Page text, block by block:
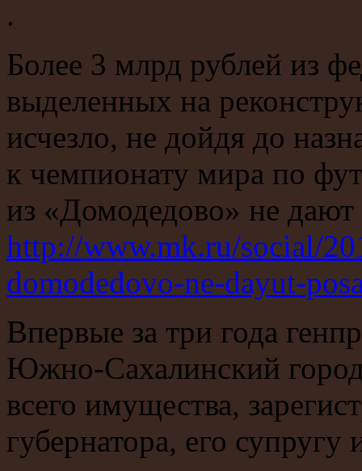
.
Более 3 млрд рублей из
выделенных на
исчезло, не дойдя до
к чемпионату мира по
из «Домодедово» не дают
http://www.mk.ru/social/
domodedovo-ne-dayut-
Впервые за три года
Южно-Сахалинский
всего имущества,
губернатора, его супругу